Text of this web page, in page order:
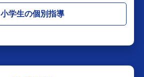
小学生の個別指導